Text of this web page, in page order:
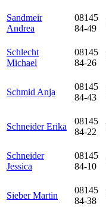
Sandmeir
Andrea
08145
84-49
Schlecht
Michael
08145
84-26
Schmid Anja
08145
84-43
Schneider Erika
08145
84-22
Schneider
Jessica
08145
84-10
Sieber Martin
08145
84-38